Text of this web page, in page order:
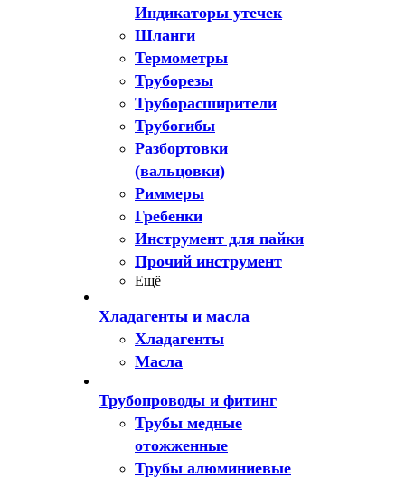
Индикаторы утечек
Шланги
Термометры
Труборезы
Труборасширители
Трубогибы
Разбортовки
(вальцовки)
Риммеры
Гребенки
Инструмент для пайки
Прочий инструмент
Ещё
Хладагенты и масла
Хладагенты
Масла
Трубопроводы и фитинг
Трубы медные
отожженные
Трубы алюминиевые